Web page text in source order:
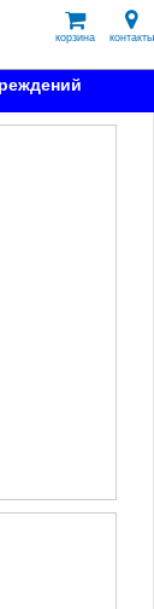
корзина контакты